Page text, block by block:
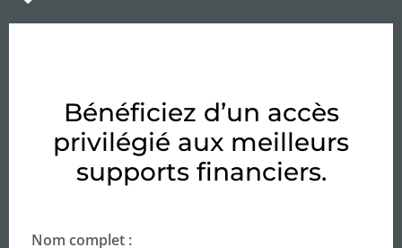
Bénéficiez d’un accès
privilégié aux meilleurs
supports financiers.
Nom complet :